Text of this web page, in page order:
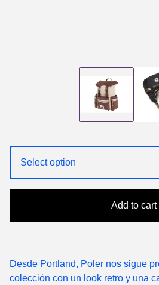
Add to cart
Desde Portland, Poler nos sigue
colección con un look retro y una